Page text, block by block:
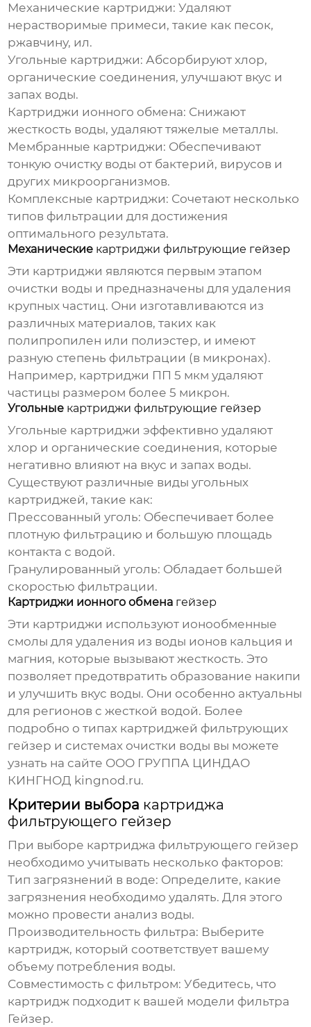
Механические картриджи: Удаляют
нерастворимые примеси, такие как песок,
ржавчину, ил.
Угольные картриджи: Абсорбируют хлор,
органические соединения, улучшают вкус и
запах воды.
Картриджи ионного обмена: Снижают
жесткость воды, удаляют тяжелые металлы.
Мембранные картриджи: Обеспечивают
тонкую очистку воды от бактерий, вирусов и
других микроорганизмов.
Комплексные картриджи: Сочетают несколько
типов фильтрации для достижения
оптимального результата.
Механические картриджи фильтрующие гейзер
Эти картриджи являются первым этапом
очистки воды и предназначены для удаления
крупных частиц. Они изготавливаются из
различных материалов, таких как
полипропилен или полиэстер, и имеют
разную степень фильтрации (в микронах).
Например, картриджи ПП 5 мкм удаляют
частицы размером более 5 микрон.
Угольные картриджи фильтрующие гейзер
Угольные картриджи эффективно удаляют
хлор и органические соединения, которые
негативно влияют на вкус и запах воды.
Существуют различные виды угольных
картриджей, такие как:
Прессованный уголь: Обеспечивает более
плотную фильтрацию и большую площадь
контакта с водой.
Гранулированный уголь: Обладает большей
скоростью фильтрации.
Картриджи ионного обмена гейзер
Эти картриджи используют ионообменные
смолы для удаления из воды ионов кальция и
магния, которые вызывают жесткость. Это
позволяет предотвратить образование накипи
и улучшить вкус воды. Они особенно актуальны
для регионов с жесткой водой. Более
подробно о типах картриджей фильтрующих
гейзер и системах очистки воды вы можете
узнать на сайте ООО ГРУППА ЦИНДАО
КИНГНОД kingnod.ru.
Критерии выбора картриджа
фильтрующего гейзер
При выборе картриджа фильтрующего гейзер
необходимо учитывать несколько факторов:
Тип загрязнений в воде: Определите, какие
загрязнения необходимо удалять. Для этого
можно провести анализ воды.
Производительность фильтра: Выберите
картридж, который соответствует вашему
объему потребления воды.
Совместимость с фильтром: Убедитесь, что
картридж подходит к вашей модели фильтра
Гейзер.